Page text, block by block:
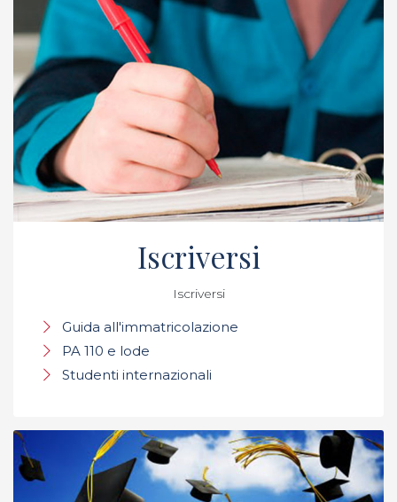
Iscriversi
Iscriversi
Guida all'immatricolazione
PA 110 e lode
Studenti internazionali